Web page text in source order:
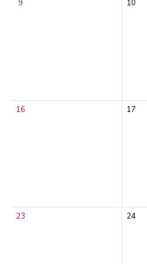
9 10
16 17
23 24